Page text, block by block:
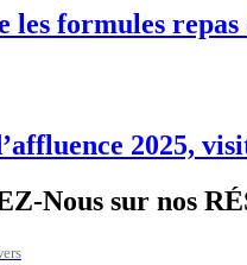
les formules
2025,
Nous sur nos